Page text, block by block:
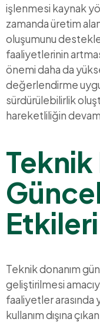
işlenmesi kaynak
zamanda üretim
oluşumunu
faaliyetlerinin
önemi daha da
değerlendirme
sürdürülebilirlik
hareketliliğin
Teknik
Etkileri
Teknik donanım
geliştirilmesi
faaliyetler arasında
kullanım dışına